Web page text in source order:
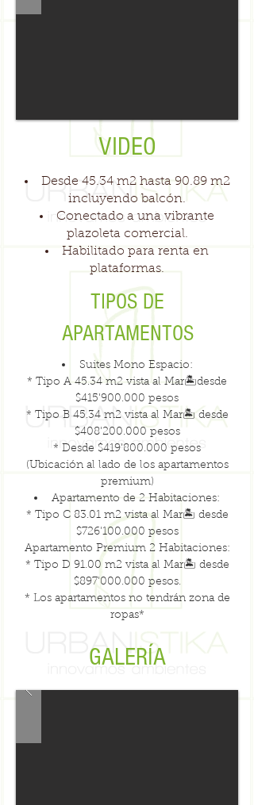
VIDEO
Desde 45.34 m2 hasta 90.89 m2
incluyendo balcón.
Conectado a una vibrante
plazoleta comercial.
​Habilitado para renta en
plataformas.
TIPOS DE
APARTAMENTOS
Suites Mono Espacio:
* Tipo A 45.34 m2 vista al Mar🏝️desde
$415'900.000 pesos
* Tipo B 45.34 m2 vista al Mar🏝️ desde
$408'200.000 pesos
* Desde $419'800.000 pesos
(Ubicación al lado de los apartamentos
premium)
Apartamento de 2 Habitaciones:
* Tipo C 83.01 m2 vista al Mar🏝️ desde
$726'100.000 pesos
Apartamento Premium 2 Habitaciones:
* Tipo D 91.00 m2 vista al Mar🏝️ desde
$897'000.000 pesos.
* Los apartamentos no tendrán zona de
ropas*
GALERÍA